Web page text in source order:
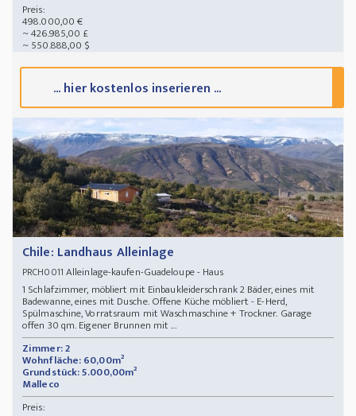
Preis:
498.000,00 €
~ 426.985,00 £
~ 550.888,00 $
... hier kostenlos inserieren ...
Chile: Landhaus Alleinlage
PRCH0011 Alleinlage-kaufen-Guadeloupe - Haus
1 Schlafzimmer, möbliert mit Einbaukleiderschrank 2 Bäder, eines mit
Badewanne, eines mit Dusche. Offene Küche möbliert - E-Herd,
Spülmaschine, Vorratsraum mit Waschmaschine + Trockner. Garage
offen 30 qm. Eigener Brunnen mit ...
Zimmer: 2
Wohnfläche: 60,00m²
Grundstück: 5.000,00m²
Malleco
Preis: